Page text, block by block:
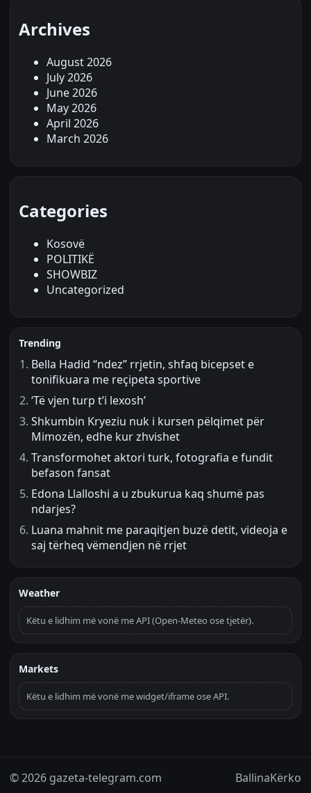
Archives
August 2026
July 2026
June 2026
May 2026
April 2026
March 2026
Categories
Kosovë
POLITIKË
SHOWBIZ
Uncategorized
Trending
Bella Hadid “ndez” rrjetin, shfaq bicepset e
tonifikuara me reçipeta sportive
‘Të vjen turp t’i lexosh’
Shkumbin Kryeziu nuk i kursen pëlqimet për
Mimozën, edhe kur zhvishet
Transformohet aktori turk, fotografia e fundit
befason fansat
Edona Llalloshi a u zbukurua kaq shumë pas
ndarjes?
Luana mahnit me paraqitjen buzë detit, videoja e
saj tërheq vëmendjen në rrjet
Weather
Këtu e lidhim më vonë me API (Open-Meteo ose tjetër).
Markets
Këtu e lidhim më vonë me widget/iframe ose API.
© 2026 gazeta-telegram.com BallinaKërko